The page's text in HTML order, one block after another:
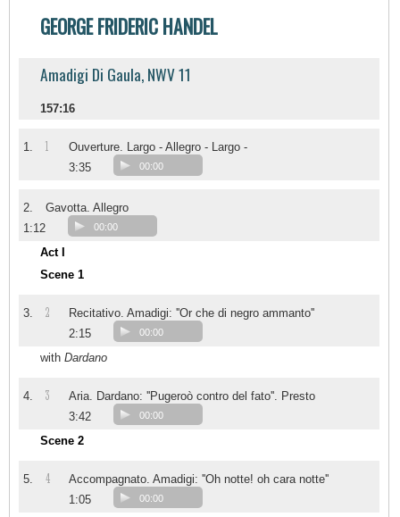
GEORGE FRIDERIC HANDEL
Amadigi Di Gaula, NWV 11
157:16
1. 1
Ouverture. Largo - Allegro - Largo -
3:35
00:00
2.
Gavotta. Allegro
1:12
00:00
Act I
Scene 1
3. 2
Recitativo. Amadigi: ''Or che di negro ammanto''
2:15
00:00
with Dardano
4. 3
Aria. Dardano: ''Pugeroò contro del fato''. Presto
3:42
00:00
Scene 2
5. 4
Accompagnato. Amadigi: ''Oh notte! oh cara notte''
1:05
00:00